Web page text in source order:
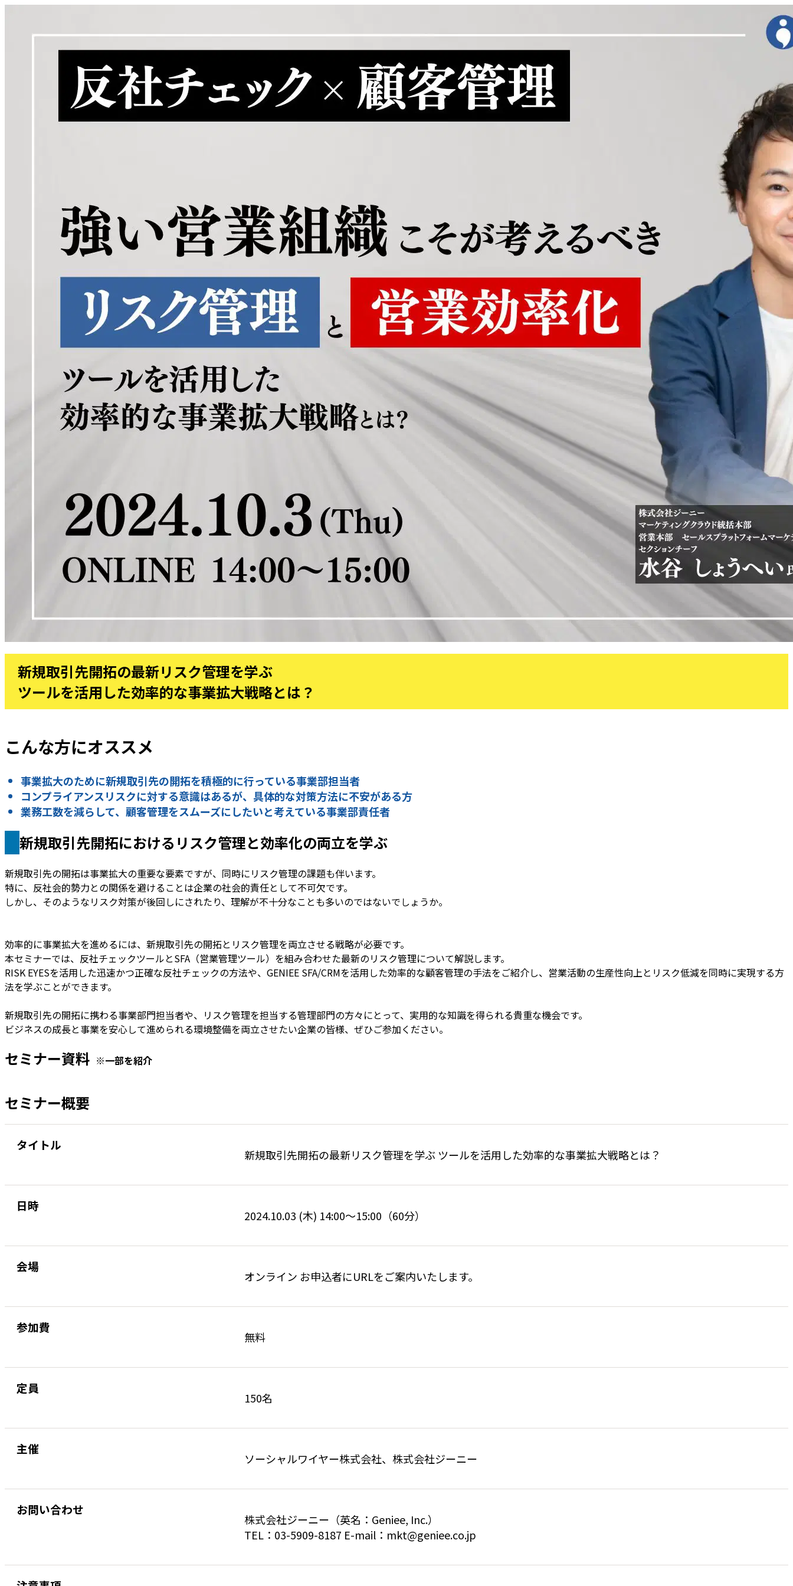
新規取引先開拓の最新リスク管理を学ぶ
ツールを活用した効率的な事業拡大戦略とは？
こんな方にオススメ
事業拡大のために新規取引先の開拓を積極的に行っている事業部担当者
コンプライアンスリスクに対する意識はあるが、具体的な対策方法に不安がある方
業務工数を減らして、顧客管理をスムーズにしたいと考えている事業部責任者
新規取引先開拓におけるリスク管理と効率化の両立を学ぶ
新規取引先の開拓は事業拡大の重要な要素ですが、同時にリスク管理の課題も伴います。
特に、反社会的勢力との関係を避けることは企業の社会的責任として不可欠です。
しかし、そのようなリスク対策が後回しにされたり、理解が不十分なことも多いのではないでしょうか。
効率的に事業拡大を進めるには、新規取引先の開拓とリスク管理を両立させる戦略が必要です。
本セミナーでは、反社チェックツールとSFA（営業管理ツール）を組み合わせた最新のリスク管理について解説します。
RISK EYESを活用した迅速かつ正確な反社チェックの方法や、GENIEE SFA/CRMを活用した効率的な顧客管理の手法をご紹介し、営業活動の生産性向上とリスク低減を同時に実現する方
法を学ぶことができます。
新規取引先の開拓に携わる事業部門担当者や、リスク管理を担当する管理部門の方々にとって、実用的な知識を得られる貴重な機会です。
ビジネスの成長と事業を安心して進められる環境整備を両立させたい企業の皆様、ぜひご参加ください。
セミナー資料 ※一部を紹介
セミナー概要
タイトル
新規取引先開拓の最新リスク管理を学ぶ ツールを活用した効率的な事業拡大戦略とは？
日時
2024.10.03 (木) 14:00～15:00（60分）
会場
オンライン お申込者にURLをご案内いたします。
参加費
無料
定員
150名
主催
ソーシャルワイヤー株式会社、株式会社ジーニー
お問い合わせ
株式会社ジーニー（英名：Geniee, Inc.）
TEL：03-5909-8187 E-mail：mkt@geniee.co.jp